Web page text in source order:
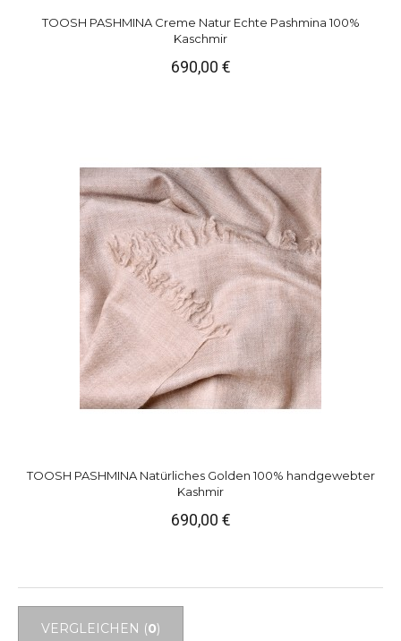
TOOSH PASHMINA Creme Natur Echte Pashmina 100%
Kaschmir
690,00 €
TOOSH PASHMINA Natürliches Golden 100% handgewebter
Kashmir
690,00 €
VERGLEICHEN (0)